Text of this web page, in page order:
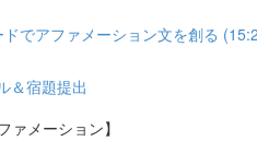
でアファメーション文を創る
＆宿題提出
メーション】